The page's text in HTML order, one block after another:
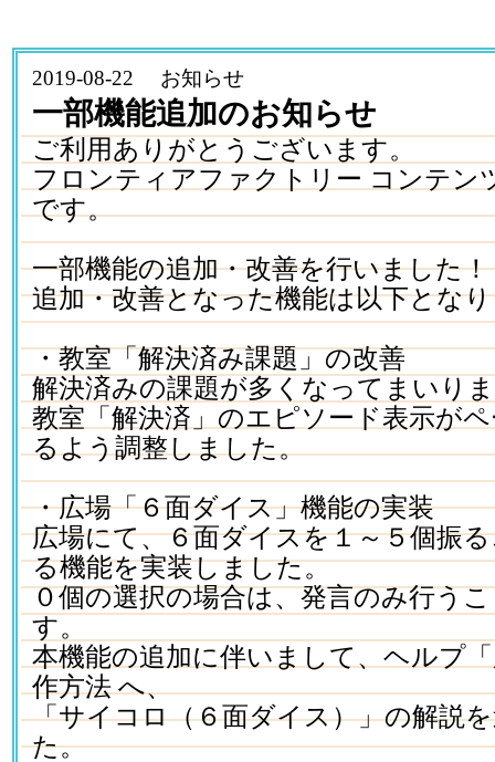
2019-08-22 お知らせ
一部機能追加のお知らせ
ご利用ありがとうございます。
フロンティアファクトリー コンテン
です。
一部機能の追加・改善を行いました！
追加・改善となった機能は以下とな
・教室「解決済み課題」の改善
解決済みの課題が多くなってまいり
教室「解決済」のエピソード表示が
るよう調整しました。
・広場「６面ダイス」機能の実装
広場にて、６面ダイスを１～５個振
る機能を実装しました。
０個の選択の場合は、発言のみ行う
す。
本機能の追加に伴いまして、ヘルプ
作方法 へ、
「サイコロ（６面ダイス）」の解説
た。